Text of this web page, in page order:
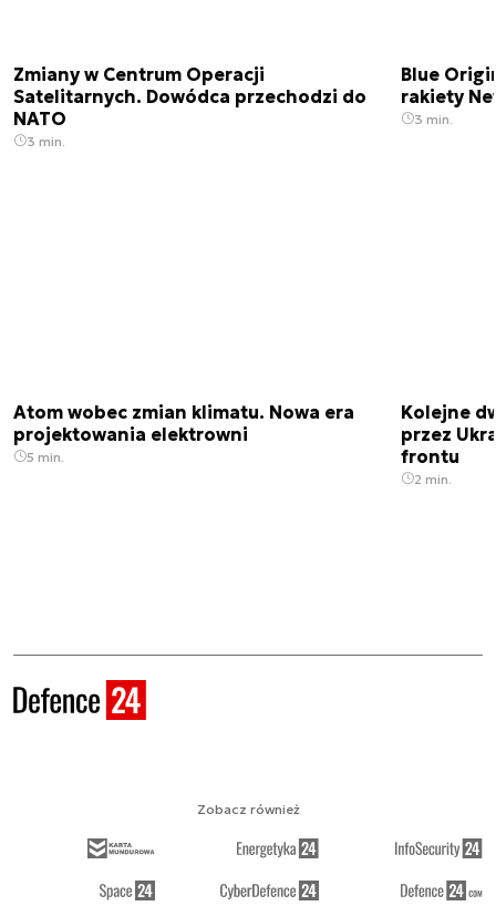
Zmiany w Centrum Operacji
Satelitarnych. Dowódca przechodzi do
NATO
3 min.
Blue
rakiety
3 min.
Atom wobec zmian klimatu. Nowa era
projektowania elektrowni
5 min.
Kolejne
przez
frontu
2 min.
Zobacz również